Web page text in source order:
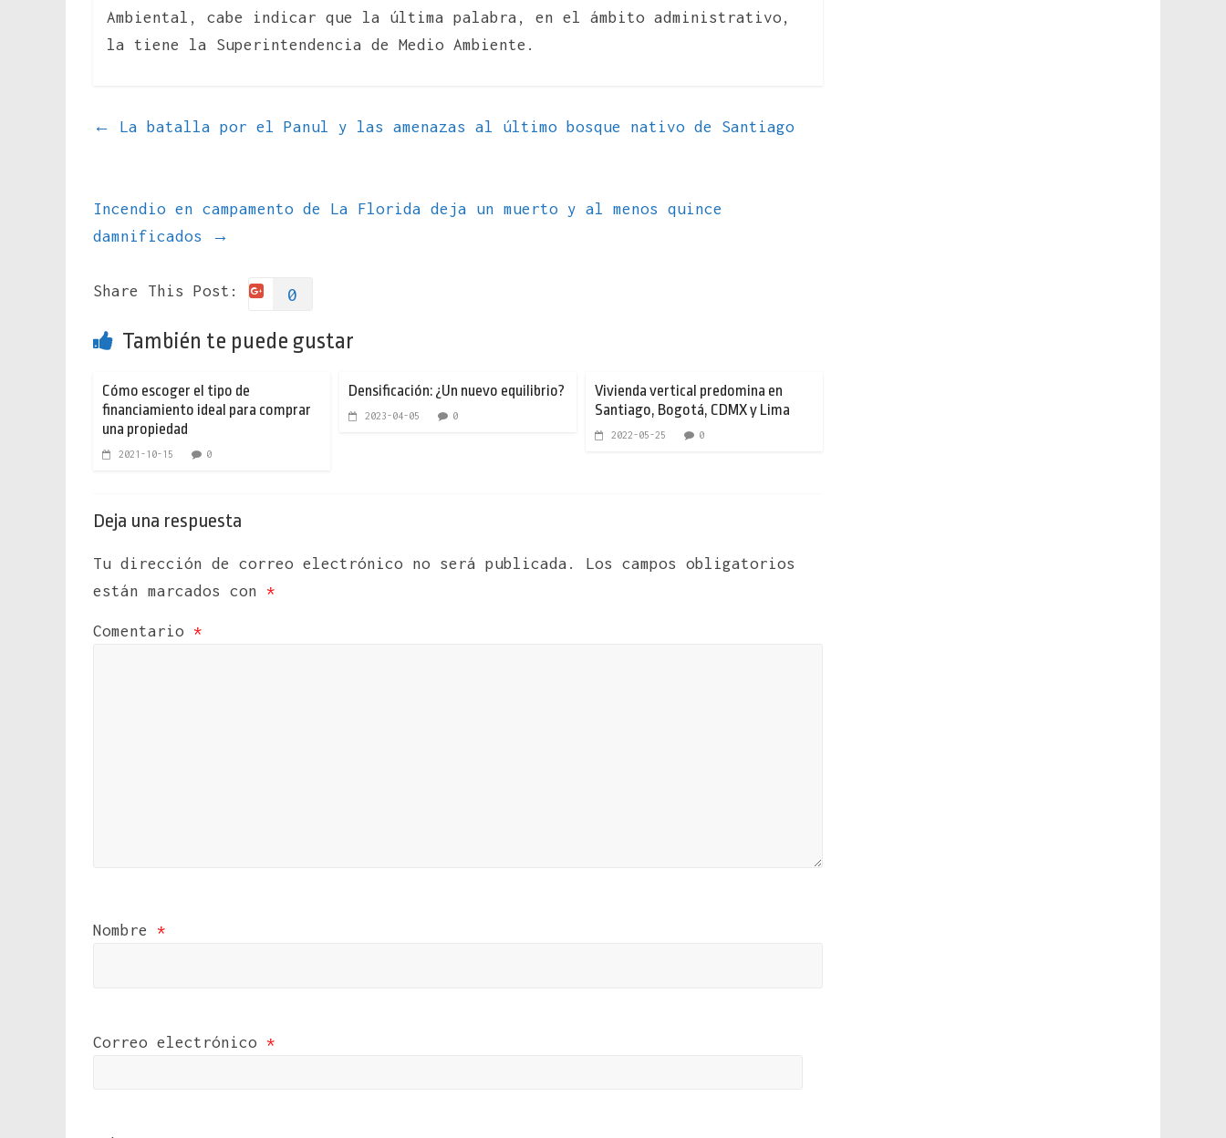
Ambiental, cabe indicar que la última palabra, en el ámbito administrativo,
la tiene la Superintendencia de Medio Ambiente.
← La batalla por el Panul y las amenazas al último bosque nativo de Santiago
Incendio en campamento de La Florida deja un muerto y al menos quince
damnificados
→
Share This Post: 0
También te puede gustar
Cómo escoger el tipo de
financiamiento ideal para comprar
una propiedad
2021-10-15 0
Densificación: ¿Un nuevo equilibrio?
2023-04-05 0
Vivienda vertical predomina en
Santiago, Bogotá, CDMX y Lima
2022-05-25 0
Deja una respuesta
Tu dirección de correo electrónico no será publicada.
Los campos obligatorios
están marcados con *
Comentario *
Nombre *
Correo electrónico *